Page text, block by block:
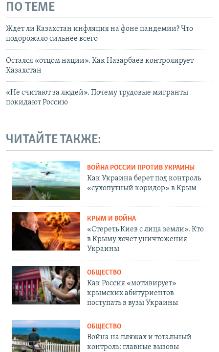
ПО ТЕМЕ
Ждет ли Казахстан инфляция на фоне пандемии? Что
подорожало сильнее всего
Остался «отцом нации». Как Назарбаев контролирует
Казахстан
«Не считают за людей». Почему трудовые мигранты
покидают Россию
ЧИТАЙТЕ ТАКЖЕ:
ВОЙНА РОССИИ ПРОТИВ УКРАИНЫ
Как Украина берет под контроль
«сухопутный коридор» в Крым
КРЫМ И ВОЙНА
«Стереть Киев с лица земли». Кто
в Крыму хочет уничтожения
Украины
ОБЩЕСТВО
Как Россия «мотивирует»
крымских абитуриентов
поступать в вузы Украины
ОБЩЕСТВО
Война на пляжах и тотальный
контроль: главные вызовы